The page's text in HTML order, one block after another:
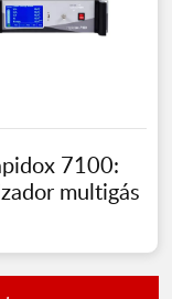
7100:
multigás